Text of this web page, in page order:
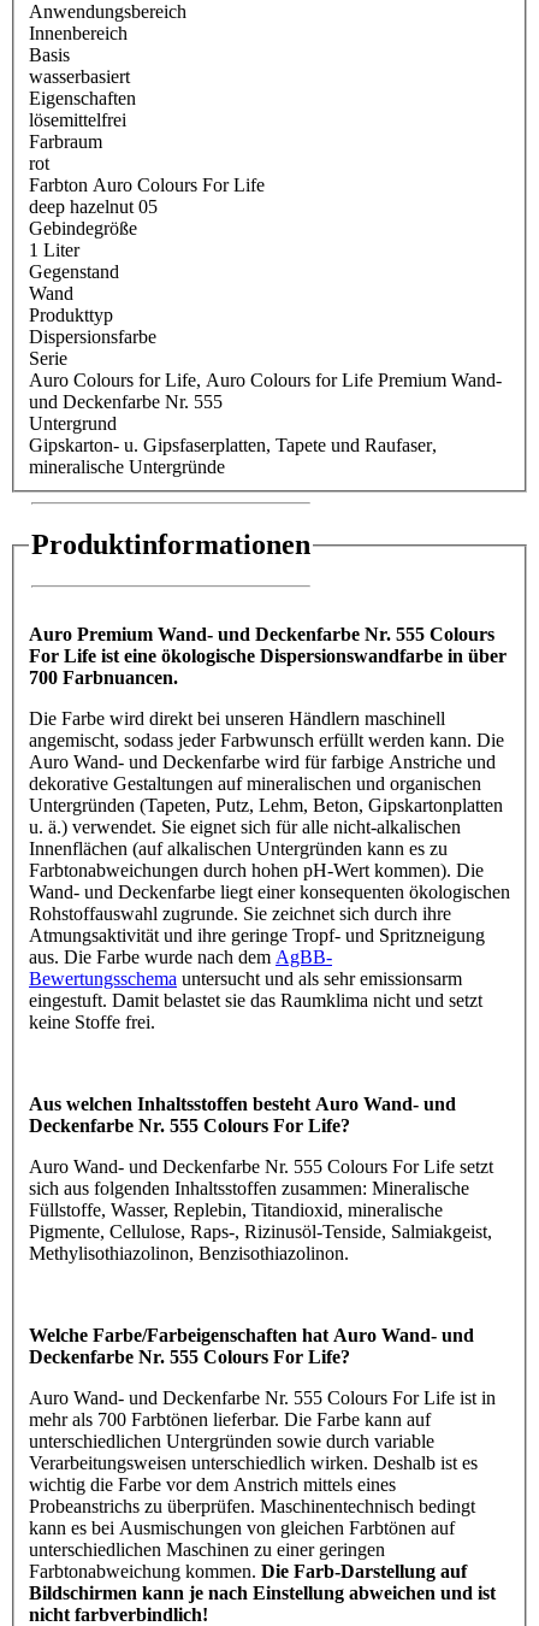
Anwendungsbereich
Innenbereich
Basis
wasserbasiert
Eigenschaften
lösemittelfrei
Farbraum
rot
Farbton Auro Colours For Life
deep hazelnut 05
Gebindegröße
1 Liter
Gegenstand
Wand
Produkttyp
Dispersionsfarbe
Serie
Auro Colours for Life, Auro Colours for Life Premium Wand-
und Deckenfarbe Nr. 555
Untergrund
Gipskarton- u. Gipsfaserplatten, Tapete und Raufaser,
mineralische Untergründe
Produktinformationen
Auro Premium Wand- und Deckenfarbe Nr. 555 Colours
For Life ist eine ökologische Dispersionswandfarbe in über
700 Farbnuancen.
Die Farbe wird direkt bei unseren Händlern maschinell
angemischt, sodass jeder Farbwunsch erfüllt werden kann. Die
Auro Wand- und Deckenfarbe wird für farbige Anstriche und
dekorative Gestaltungen auf mineralischen und organischen
Untergründen (Tapeten, Putz, Lehm, Beton, Gipskartonplatten
u. ä.) verwendet. Sie eignet sich für alle nicht-alkalischen
Innenflächen (auf alkalischen Untergründen kann es zu
Farbtonabweichungen durch hohen pH-Wert kommen). Die
Wand- und Deckenfarbe liegt einer konsequenten ökologischen
Rohstoffauswahl zugrunde. Sie zeichnet sich durch ihre
Atmungsaktivität und ihre geringe Tropf- und Spritzneigung
aus. Die Farbe wurde nach dem AgBB-
Bewertungsschema untersucht und als sehr emissionsarm
eingestuft. Damit belastet sie das Raumklima nicht und setzt
keine Stoffe frei.
Aus welchen Inhaltsstoffen besteht Auro Wand- und
Deckenfarbe Nr. 555 Colours For Life?
Auro Wand- und Deckenfarbe Nr. 555 Colours For Life setzt
sich aus folgenden Inhaltsstoffen zusammen: Mineralische
Füllstoffe, Wasser, Replebin, Titandioxid, mineralische
Pigmente, Cellulose, Raps-, Rizinusöl-Tenside, Salmiakgeist,
Methylisothiazolinon, Benzisothiazolinon.
Welche Farbe/Farbeigenschaften hat Auro Wand- und
Deckenfarbe Nr. 555 Colours For Life?
Auro Wand- und Deckenfarbe Nr. 555 Colours For Life ist in
mehr als 700 Farbtönen lieferbar. Die Farbe kann auf
unterschiedlichen Untergründen sowie durch variable
Verarbeitungsweisen unterschiedlich wirken. Deshalb ist es
wichtig die Farbe vor dem Anstrich mittels eines
Probeanstrichs zu überprüfen. Maschinentechnisch bedingt
kann es bei Ausmischungen von gleichen Farbtönen auf
unterschiedlichen Maschinen zu einer geringen
Farbtonabweichung kommen. Die Farb-Darstellung auf
Bildschirmen kann je nach Einstellung abweichen und ist
nicht farbverbindlich!